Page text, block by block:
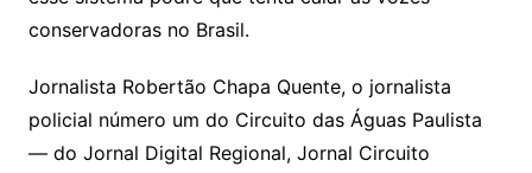
conservadoras no Brasil.
Jornalista Robertão Chapa Quente, o jornalista
policial número um do Circuito das Águas Paulista
— do Jornal Digital Regional, Jornal Circuito